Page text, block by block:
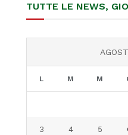
TUTTE LE NEWS,
L M M
3 4 5